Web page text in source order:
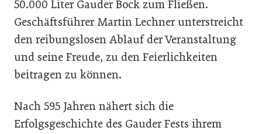
50.000 Liter Gauder Bock zum Fließen.
Geschäftsführer Martin Lechner unterstreicht
den reibungslosen Ablauf der Veranstaltung
und seine Freude, zu den Feierlichkeiten
beitragen zu können.
Nach 595 Jahren nähert sich die
Erfolgsgeschichte des Gauder Fests ihrem